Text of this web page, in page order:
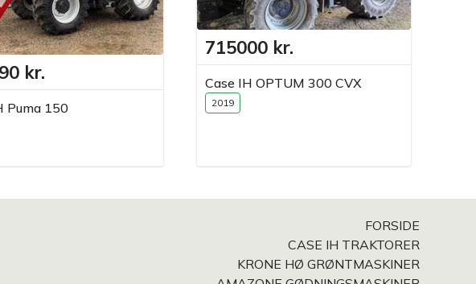
kr.
Puma 150
715000 kr.
Case IH OPTUM 300 CVX
2019
FORSIDE
CASE IH TRAKTORER
KRONE HØ GRØNTMASKINER